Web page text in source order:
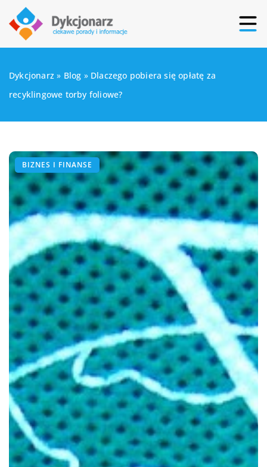
Dykcjonarz » Blog » Dlaczego pobiera się opłatę za
recyklingowe torby foliowe?
BIZNES I FINANSE